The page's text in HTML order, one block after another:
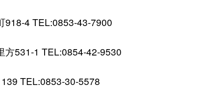
918-4 TEL:0853-43-7900
方531-1 TEL:0854-42-9530
TEL:0853-30-5578